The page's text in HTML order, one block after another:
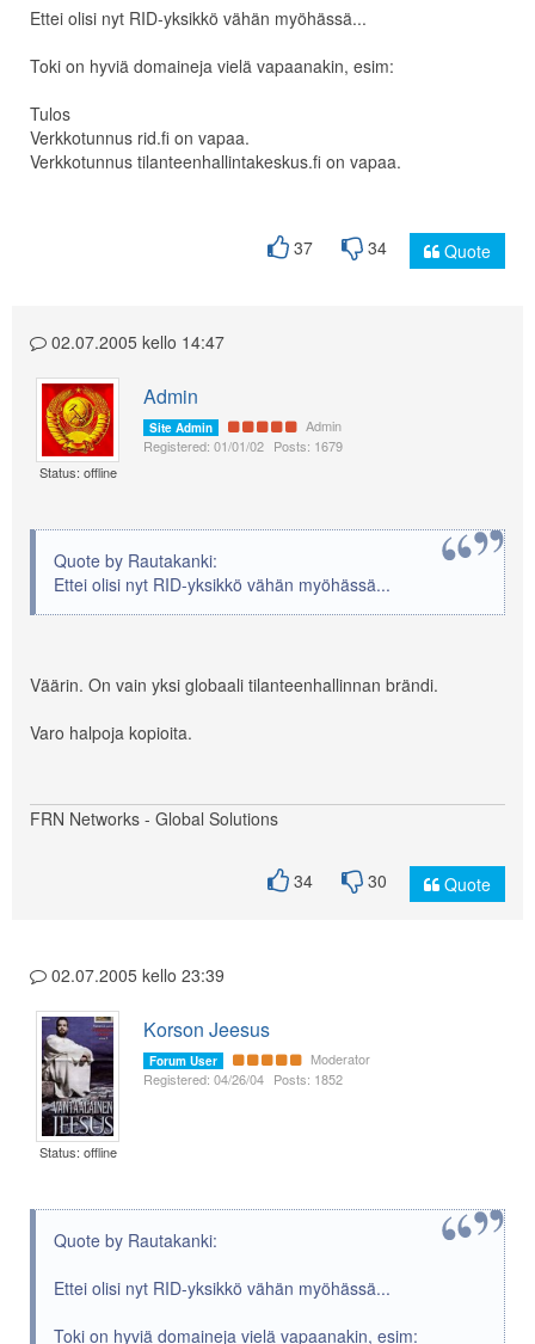
Ettei olisi nyt RID-yksikkö vähän myöhässä...
Toki on hyviä domaineja vielä vapaanakin, esim:
Tulos
Verkkotunnus rid.fi on vapaa.
Verkkotunnus tilanteenhallintakeskus.fi on vapaa.
37 34 Quote
02.07.2005 kello 14:47
Status: offline
Admin
Site Admin
Admin
Registered: 01/01/02 Posts: 1679
Quote by Rautakanki:
Ettei olisi nyt RID-yksikkö vähän myöhässä...
Väärin. On vain yksi globaali tilanteenhallinnan brändi.
Varo halpoja kopioita.
FRN Networks - Global Solutions
34 30 Quote
02.07.2005 kello 23:39
Status: offline
Korson Jeesus
Forum User
Moderator
Registered: 04/26/04 Posts: 1852
Quote by Rautakanki:
Ettei olisi nyt RID-yksikkö vähän myöhässä...
Toki on hyviä domaineja vielä vapaanakin, esim: